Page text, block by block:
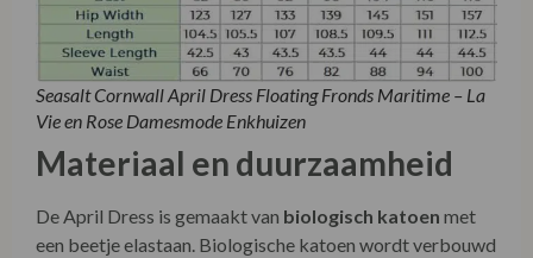
Seasalt Cornwall April Dress Floating Fronds Maritime – La
Vie en Rose Damesmode Enkhuizen
Materiaal en duurzaamheid
een beetje elastaan. Biologische katoen wordt verbouwd
zonder schadelijke pesticiden en helpt de bodem gezond